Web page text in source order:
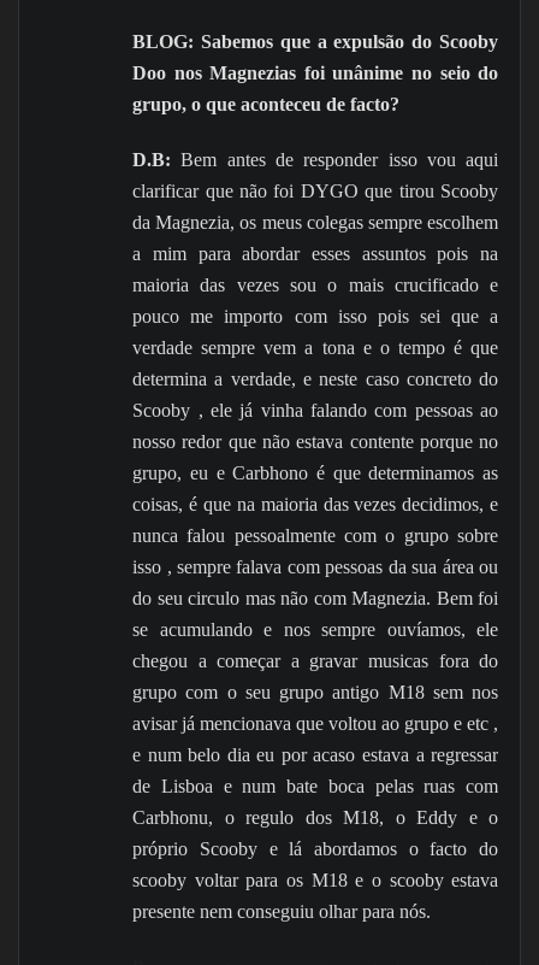
BLOG: Sabemos que a expulsão do Scooby
Doo nos Magnezias foi unânime no seio do
grupo, o que aconteceu de facto?
D.B:Bem antes de responder isso vou aqui
clarificar que não foi DYGO que tirou Scooby
da Magnezia, os meus colegas sempre escolhem
a mim para abordar esses assuntos pois na
maioria das vezes sou o mais crucificado e
pouco me importo com isso pois sei que a
verdade sempre vem a tona e o tempo é que
determina a verdade, e neste caso concreto do
Scooby , ele já vinha falando com pessoas ao
nosso redor que não estava contente porque no
grupo, eu e Carbhono é que determinamos as
coisas, é que na maioria das vezes decidimos, e
nunca falou pessoalmente com o grupo sobre
isso , sempre falava com pessoas da sua área ou
do seu circulo mas não com Magnezia. Bem foi
se acumulando e nos sempre ouvíamos, ele
chegou a começar a gravar musicas fora do
grupo com o seu grupo antigo M18 sem nos
avisar já mencionava que voltou ao grupo e etc ,
e num belo dia eu por acaso estava a regressar
de Lisboa e num bate boca pelas ruas com
Carbhonu, o regulo dos M18, o Eddy e o
próprio Scooby e lá abordamos o facto do
scooby voltar para os M18 e o scooby estava
presente nem conseguiu olhar para nós.